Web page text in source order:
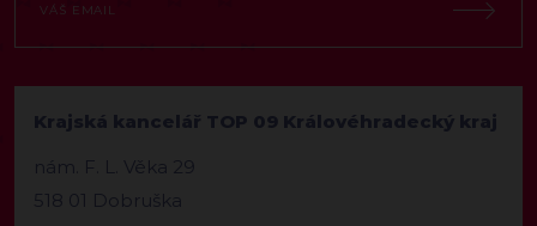
Krajská kancelář TOP 09 Královéhradecký kraj
nám. F. L. Věka 29
518 01 Dobruška